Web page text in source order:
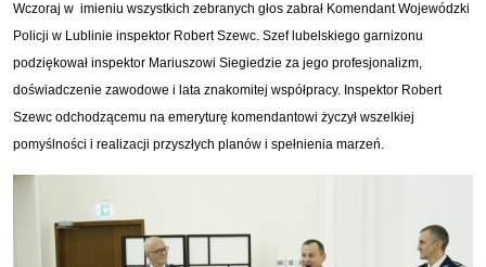
Wczoraj w imieniu wszystkich zebranych głos zabrał Komendant Wojewódzki
Policji w Lublinie inspektor Robert Szewc. Szef lubelskiego garnizonu
podziękował inspektor Mariuszowi Siegiedzie za jego profesjonalizm,
doświadczenie zawodowe i lata znakomitej współpracy. Inspektor Robert
Szewc odchodzącemu na emeryturę komendantowi życzył wszelkiej
pomyślności i realizacji przyszłych planów i spełnienia marzeń.